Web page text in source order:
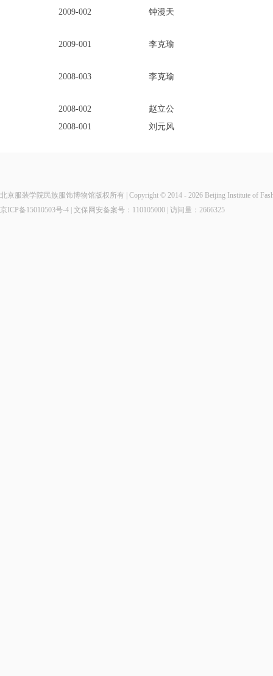
2009-002 钟漫天
2009-001 李克瑜
2008-003 李克瑜
2008-002
赵立公
2008-001
刘元风
北京服装学院民族服饰博物馆版权所有 | Copyright © 2014 - 2026 Beijing Institute of
京ICP备15010503号-4 | 文保网安备案号：110105000 | 访问量： 2666325